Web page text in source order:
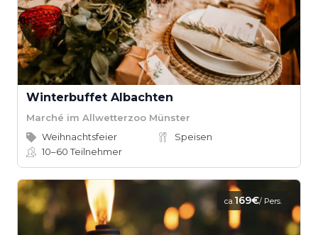
Winterbuffet Albachten
Marché im Allwetterzoo Münster
Weihnachtsfeier
Speisen
10–60Teilnehmer
ca.169€/ Pers.